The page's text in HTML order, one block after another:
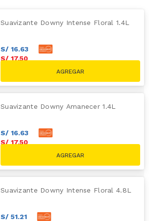
Suavizante Downy Intense Floral 1.4L
S/ 16.63
S/ 17.50
Suavizante Downy Amanecer 1.4L
S/ 16.63
S/ 17.50
Suavizante Downy Intense Floral 4.8L
S/ 51.21